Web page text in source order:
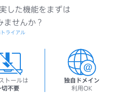
トールは
切不要
独自ドメイン
利用OK
した機能をまずは
ませんか？
ライアル